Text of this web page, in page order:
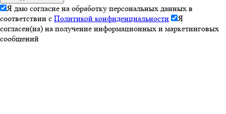
Я даю согласие на обработку персональных данных в
соответствии с Политикой конфиденциальности
Я
согласен(на) на получение информационных и маркетинговых
сообщений